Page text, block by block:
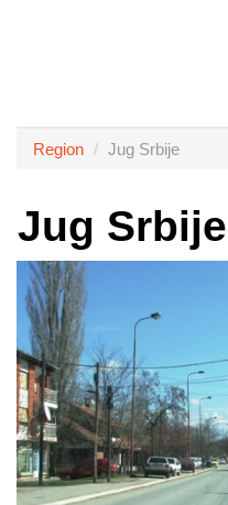
Region Jug Srbije
Jug Srbije